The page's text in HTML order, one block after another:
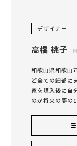
デザイナー
高橋 桃子
和歌山県和歌山
ど全ての細部に
家を購入後に自
のが将来の夢の